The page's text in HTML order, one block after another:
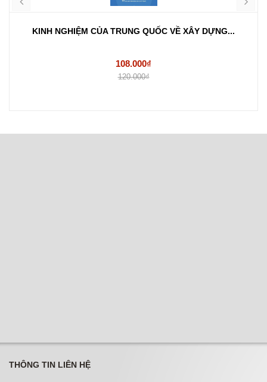
KINH NGHIỆM CỦA TRUNG QUỐC VỀ XÂY DỰNG...
108.000₫
120.000₫
THÔNG TIN LIÊN HỆ